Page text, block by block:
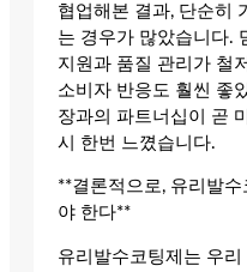
협업해본 결과, 단순히
는 경우가 많았습니다.
지원과 품질 관리가 철
소비자 반응도 훨씬 좋
장과의 파트너십이 곧
시 한번 느꼈습니다.
**결론적으로, 유리발
야 한다**
유리발수코팅제는 우